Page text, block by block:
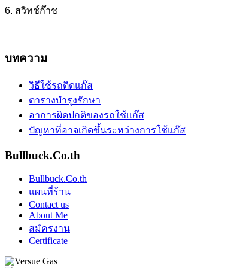
6. สวิทช์ก๊าช
บทความ
วิธีใช้รถติดแก๊ส
ตารางบำรุงรักษา
อาการผิดปกติของรถใช้แก๊ส
ปัญหาที่อาจเกิดขึ้นระหว่างการใช้แก๊ส
Bullbuck.Co.th
Bullbuck.Co.th
แผนที่ร้าน
Contact us
About Me
สมัครงาน
Certificate